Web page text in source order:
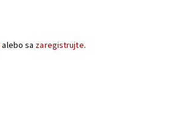
alebo sa zaregistrujte.